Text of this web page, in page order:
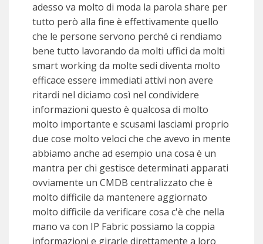
adesso va molto di moda la parola share per
tutto però alla fine è effettivamente quello
che le persone servono perché ci rendiamo
bene tutto lavorando da molti uffici da molti
smart working da molte sedi diventa molto
efficace essere immediati attivi non avere
ritardi nel diciamo così nel condividere
informazioni questo è qualcosa di molto
molto importante e scusami lasciami proprio
due cose molto veloci che che avevo in mente
abbiamo anche ad esempio una cosa è un
mantra per chi gestisce determinati apparati
ovviamente un CMDB centralizzato che è
molto difficile da mantenere aggiornato
molto difficile da verificare cosa c'è che nella
mano va con IP Fabric possiamo la coppia
informazioni e girarle direttamente a loro